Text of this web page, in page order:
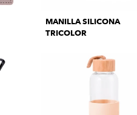
MANILLA SILICONA
TRICOLOR